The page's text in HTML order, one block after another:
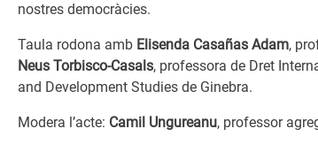
nostres democràcies.
Taula rodona amb Elisenda Casañas Adam,
Neus Torbisco-Casals, professora de Dret
and Development Studies de Ginebra.
Modera l’acte: Camil Ungureanu, professor